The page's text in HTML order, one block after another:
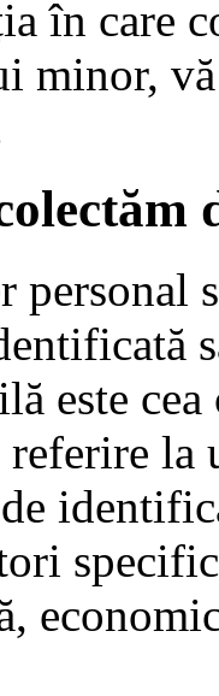
în care
minor,
este